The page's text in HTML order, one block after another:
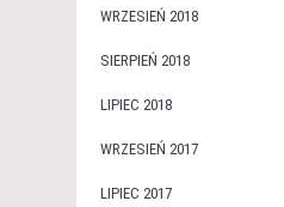
WRZESIEŃ 2018
SIERPIEŃ 2018
LIPIEC 2018
WRZESIEŃ 2017
LIPIEC 2017